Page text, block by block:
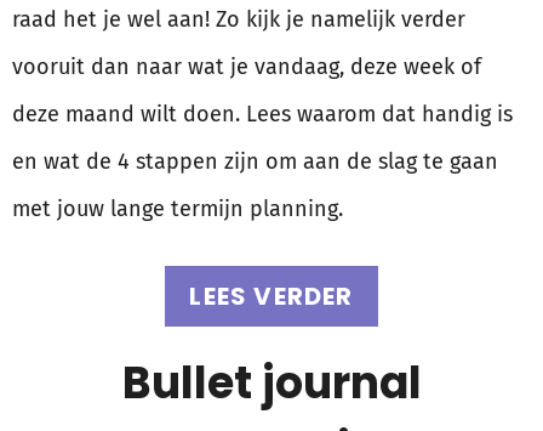
raad het je wel aan! Zo kijk je namelijk verder
vooruit dan naar wat je vandaag, deze week of
deze maand wilt doen. Lees waarom dat handig is
en wat de 4 stappen zijn om aan de slag te gaan
met jouw lange termijn planning.
LEES VERDER
Bullet journal